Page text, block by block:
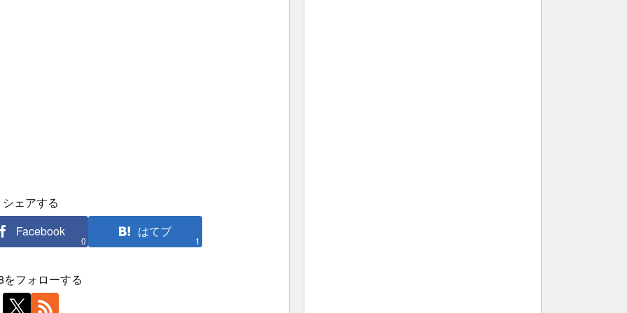
シェアする
Facebook
0
はてブ
1
をフォローする